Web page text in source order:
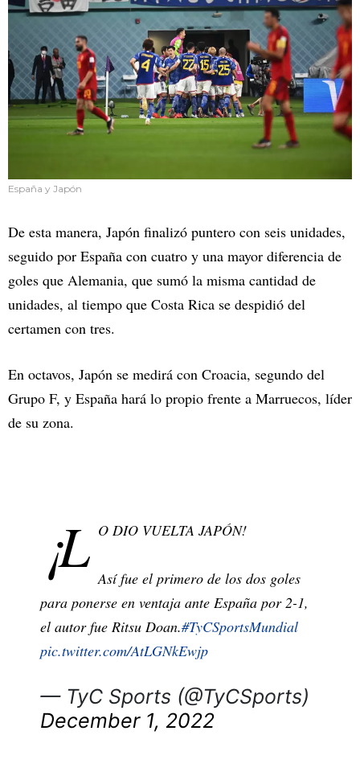
España y Japón
De esta manera, Japón finalizó puntero con seis unidades,
seguido por España con cuatro y una mayor diferencia de
goles que Alemania, que sumó la misma cantidad de
unidades, al tiempo que Costa Rica se despidió del
certamen con tres.
En octavos, Japón se medirá con Croacia, segundo del
Grupo F, y España hará lo propio frente a Marruecos, líder
de su zona.
¡L O DIO VUELTA JAPÓN!
Así fue el primero de los dos goles
para ponerse en ventaja ante España por 2-1,
el autor fue Ritsu Doan.#TyCSportsMundial
pic.twitter.com/AtLGNkEwjp
— TyC Sports (@TyCSports)
December 1, 2022